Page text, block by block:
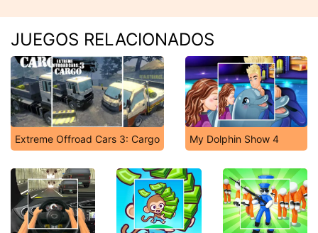
JUEGOS RELACIONADOS
Extreme Offroad Cars 3: Cargo My Dolphin Show 4